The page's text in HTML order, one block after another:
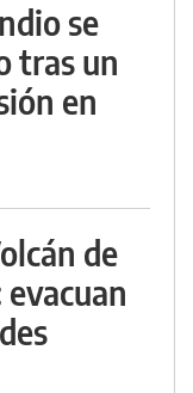
se
tras un
en
de